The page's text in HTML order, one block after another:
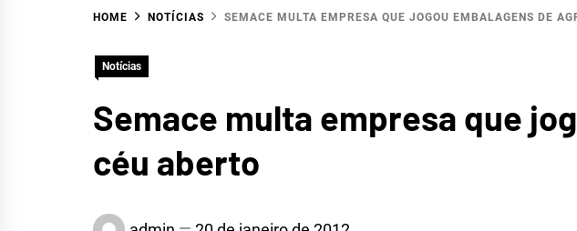
HOME NOTÍCIAS SEMACE MULTA EMPRESA QUE JOGOU EMBALAGENS DE
Notícias
Semace multa empresa que
céu aberto